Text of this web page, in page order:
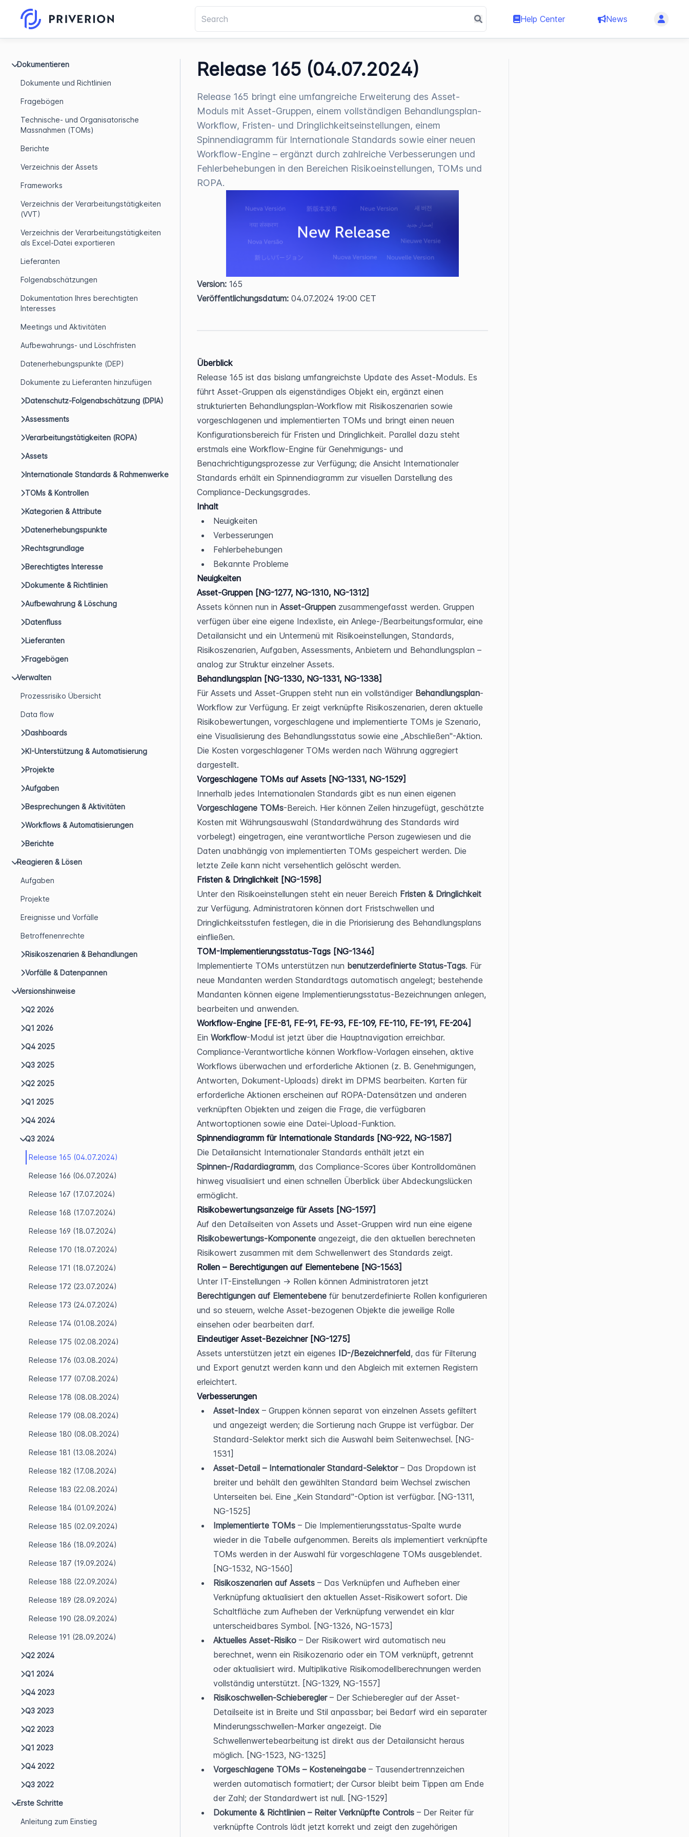
Help Center News
Dokumentieren
Dokumente und Richtlinien
Fragebögen
Technische- und Organisatorische
Massnahmen (TOMs)
Berichte
Verzeichnis der Assets
Frameworks
Verzeichnis der Verarbeitungstätigkeiten
(VVT)
Verzeichnis der Verarbeitungstätigkeiten
als Excel-Datei exportieren
Lieferanten
Folgenabschätzungen
Dokumentation Ihres berechtigten
Interesses
Meetings und Aktivitäten
Aufbewahrungs- und Löschfristen
Datenerhebungspunkte (DEP)
Dokumente zu Lieferanten hinzufügen
Datenschutz-Folgenabschätzung (DPIA)
Assessments
Verarbeitungstätigkeiten (ROPA)
Assets
Internationale Standards & Rahmenwerke
TOMs & Kontrollen
Kategorien & Attribute
Datenerhebungspunkte
Rechtsgrundlage
Berechtigtes Interesse
Dokumente & Richtlinien
Aufbewahrung & Löschung
Datenfluss
Lieferanten
Fragebögen
Verwalten
Prozessrisiko Übersicht
Data flow
Dashboards
KI-Unterstützung & Automatisierung
Projekte
Aufgaben
Besprechungen & Aktivitäten
Workflows & Automatisierungen
Berichte
Reagieren & Lösen
Aufgaben
Projekte
Ereignisse und Vorfälle
Betroffenenrechte
Risikoszenarien & Behandlungen
Vorfälle & Datenpannen
Versionshinweise
Q2 2026
Q1 2026
Q4 2025
Q3 2025
Q2 2025
Q1 2025
Q4 2024
Q3 2024
Release 165 (04.07.2024)
Release 166 (06.07.2024)
Release 167 (17.07.2024)
Release 168 (17.07.2024)
Release 169 (18.07.2024)
Release 170 (18.07.2024)
Release 171 (18.07.2024)
Release 172 (23.07.2024)
Release 173 (24.07.2024)
Release 174 (01.08.2024)
Release 175 (02.08.2024)
Release 176 (03.08.2024)
Release 177 (07.08.2024)
Release 178 (08.08.2024)
Release 179 (08.08.2024)
Release 180 (08.08.2024)
Release 181 (13.08.2024)
Release 182 (17.08.2024)
Release 183 (22.08.2024)
Release 184 (01.09.2024)
Release 185 (02.09.2024)
Release 186 (18.09.2024)
Release 187 (19.09.2024)
Release 188 (22.09.2024)
Release 189 (28.09.2024)
Release 190 (28.09.2024)
Release 191 (28.09.2024)
Q2 2024
Q1 2024
Q4 2023
Q3 2023
Q2 2023
Q1 2023
Q4 2022
Q3 2022
Erste Schritte
Anleitung zum Einstieg
Release 165 (04.07.2024)
Release 165 bringt eine umfangreiche Erweiterung des Asset-
Moduls mit Asset-Gruppen, einem vollständigen Behandlungsplan-
Workflow, Fristen- und Dringlichkeitseinstellungen, einem
Spinnendiagramm für Internationale Standards sowie einer neuen
Workflow-Engine – ergänzt durch zahlreiche Verbesserungen und
Fehlerbehebungen in den Bereichen Risikoeinstellungen, TOMs und
ROPA.
Version: 165
Veröffentlichungsdatum: 04.07.2024 19:00 CET
Überblick
Release 165 ist das bislang umfangreichste Update des Asset-Moduls. Es
führt Asset-Gruppen als eigenständiges Objekt ein, ergänzt einen
strukturierten Behandlungsplan-Workflow mit Risikoszenarien sowie
vorgeschlagenen und implementierten TOMs und bringt einen neuen
Konfigurationsbereich für Fristen und Dringlichkeit. Parallel dazu steht
erstmals eine Workflow-Engine für Genehmigungs- und
Benachrichtigungsprozesse zur Verfügung; die Ansicht Internationaler
Standards erhält ein Spinnendiagramm zur visuellen Darstellung des
Compliance-Deckungsgrades.
Inhalt
Neuigkeiten
Verbesserungen
Fehlerbehebungen
Bekannte Probleme
Neuigkeiten
Asset-Gruppen [NG-1277, NG-1310, NG-1312]
Assets können nun in Asset-Gruppen zusammengefasst werden. Gruppen
verfügen über eine eigene Indexliste, ein Anlege-/Bearbeitungsformular, eine
Detailansicht und ein Untermenü mit Risikoeinstellungen, Standards,
Risikoszenarien, Aufgaben, Assessments, Anbietern und Behandlungsplan –
analog zur Struktur einzelner Assets.
Behandlungsplan [NG-1330, NG-1331, NG-1338]
Für Assets und Asset-Gruppen steht nun ein vollständiger Behandlungsplan-
Workflow zur Verfügung. Er zeigt verknüpfte Risikoszenarien, deren aktuelle
Risikobewertungen, vorgeschlagene und implementierte TOMs je Szenario,
eine Visualisierung des Behandlungsstatus sowie eine „Abschließen"-Aktion.
Die Kosten vorgeschlagener TOMs werden nach Währung aggregiert
dargestellt.
Vorgeschlagene TOMs auf Assets [NG-1331, NG-1529]
Vorgeschlagene TOMs-Bereich. Hier können Zeilen hinzugefügt, geschätzte
Kosten mit Währungsauswahl (Standardwährung des Standards wird
vorbelegt) eingetragen, eine verantwortliche Person zugewiesen und die
Daten unabhängig von implementierten TOMs gespeichert werden. Die
letzte Zeile kann nicht versehentlich gelöscht werden.
Fristen & Dringlichkeit [NG-1598]
Unter den Risikoeinstellungen steht ein neuer Bereich Fristen & Dringlichkeit
zur Verfügung. Administratoren können dort Fristschwellen und
Dringlichkeitsstufen festlegen, die in die Priorisierung des Behandlungsplans
einfließen.
TOM-Implementierungsstatus-Tags [NG-1346]
Implementierte TOMs unterstützen nun benutzerdefinierte Status-Tags. Für
neue Mandanten werden Standardtags automatisch angelegt; bestehende
Mandanten können eigene Implementierungsstatus-Bezeichnungen anlegen,
bearbeiten und anwenden.
Workflow-Engine [FE-81, FE-91, FE-93, FE-109, FE-110, FE-191, FE-204]
Ein Workflow-Modul ist jetzt über die Hauptnavigation erreichbar.
Compliance-Verantwortliche können Workflow-Vorlagen einsehen, aktive
Workflows überwachen und erforderliche Aktionen (z. B. Genehmigungen,
Antworten, Dokument-Uploads) direkt im DPMS bearbeiten. Karten für
erforderliche Aktionen erscheinen auf ROPA-Datensätzen und anderen
verknüpften Objekten und zeigen die Frage, die verfügbaren
Antwortoptionen sowie eine Datei-Upload-Funktion.
Spinnendiagramm für Internationale Standards [NG-922, NG-1587]
Spinnen-/Radardiagramm, das Compliance-Scores über Kontrolldomänen
hinweg visualisiert und einen schnellen Überblick über Abdeckungslücken
ermöglicht.
Risikobewertungsanzeige für Assets [NG-1597]
Risikobewertungs-Komponente angezeigt, die den aktuellen berechneten
Risikowert zusammen mit dem Schwellenwert des Standards zeigt.
Rollen – Berechtigungen auf Elementebene [NG-1563]
Berechtigungen auf Elementebene für benutzerdefinierte Rollen konfigurieren
und so steuern, welche Asset-bezogenen Objekte die jeweilige Rolle
einsehen oder bearbeiten darf.
Eindeutiger Asset-Bezeichner [NG-1275]
Assets unterstützen jetzt ein eigenes ID-/Bezeichnerfeld, das für Filterung
und Export genutzt werden kann und den Abgleich mit externen Registern
erleichtert.
Verbesserungen
Asset-Index – Gruppen können separat von einzelnen Assets gefiltert
und angezeigt werden; die Sortierung nach Gruppe ist verfügbar. Der
Standard-Selektor merkt sich die Auswahl beim Seitenwechsel. [NG-
1531]
Asset-Detail – Internationaler Standard-Selektor – Das Dropdown ist
breiter und behält den gewählten Standard beim Wechsel zwischen
Unterseiten bei. Eine „Kein Standard"-Option ist verfügbar. [NG-1311,
NG-1525]
Implementierte TOMs – Die Implementierungsstatus-Spalte wurde
wieder in die Tabelle aufgenommen. Bereits als implementiert verknüpfte
TOMs werden in der Auswahl für vorgeschlagene TOMs ausgeblendet.
[NG-1532, NG-1560]
Risikoszenarien auf Assets – Das Verknüpfen und Aufheben einer
Verknüpfung aktualisiert den aktuellen Asset-Risikowert sofort. Die
Schaltfläche zum Aufheben der Verknüpfung verwendet ein klar
unterscheidbares Symbol. [NG-1326, NG-1573]
Aktuelles Asset-Risiko – Der Risikowert wird automatisch neu
berechnet, wenn ein Risikozenario oder ein TOM verknüpft, getrennt
oder aktualisiert wird. Multiplikative Risikomodellberechnungen werden
vollständig unterstützt. [NG-1329, NG-1557]
Risikoschwellen-Schieberegler – Der Schieberegler auf der Asset-
Detailseite ist in Breite und Stil anpassbar; bei Bedarf wird ein separater
Minderungsschwellen-Marker angezeigt. Die
Schwellenwertebearbeitung ist direkt aus der Detailansicht heraus
möglich. [NG-1523, NG-1325]
Vorgeschlagene TOMs – Kosteneingabe – Tausendertrennzeichen
werden automatisch formatiert; der Cursor bleibt beim Tippen am Ende
der Zahl; der Standardwert ist null. [NG-1529]
Dokumente & Richtlinien – Reiter Verknüpfte Controls – Der Reiter für
verknüpfte Controls lädt jetzt korrekt und zeigt den zugehörigen